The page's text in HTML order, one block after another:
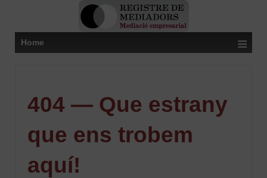
Home ≡
404 — Que estrany
que ens trobem
aquí!